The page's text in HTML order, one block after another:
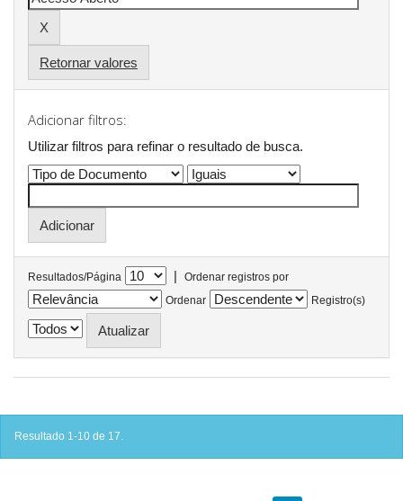
Retornar valores
Adicionar filtros:
Utilizar filtros para refinar o resultado de busca.
Resultados/Página |
Ordenar registros por
Ordenar
Registro(s)
Resultado 1-10 de 17.